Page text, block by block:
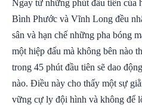
Ngay từ những phút đầu tiên của
Bình Phước và Vĩnh Long đều
sân và hạn chế những pha bóng
một hiệp đấu mà không bên nào
trong 45 phút đầu tiên sẽ dao
nào. Điều này cho thấy một sự
vững cự ly đội hình và không để